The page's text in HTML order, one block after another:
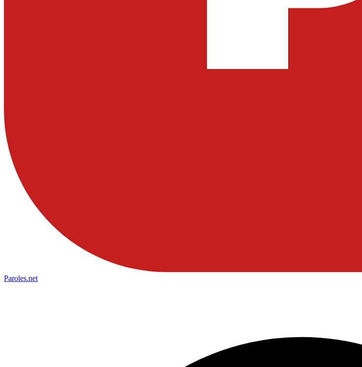
Paroles.net